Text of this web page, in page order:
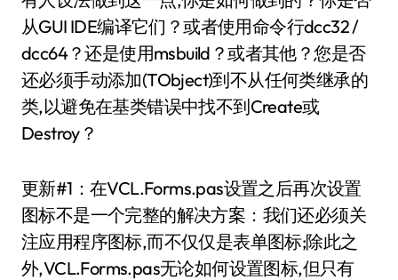
从GUI IDE编译它们？或者使用命令行dcc32 /
dcc64？还是使用msbuild？或者其他？您是否
还必须手动添加(TObject)到不从任何类继承的
类,以避免在基类错误中找不到Create或
Destroy？
更新#1：在VCL.Forms.pas设置之后再次设置
图标不是一个完整的解决方案：我们还必须关
注应用程序图标,而不仅仅是表单图标;除此之
外,VCL.Forms.pas无论如何设置图标,但只有